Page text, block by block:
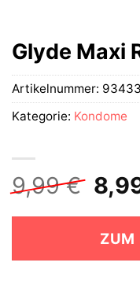
Glyde Maxi
9,99€
Preis
ZUM
Artikelnummer:
Kategorie: Kondome